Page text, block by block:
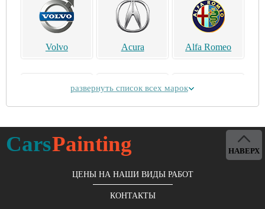
Volvo Acura Alfa Romeo
развернуть список всех марок
CarsPainting
ЦЕНЫ НА НАШИ ВИДЫ РАБОТ
КОНТАКТЫ
НАВЕРХ